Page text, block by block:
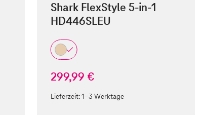
Shark FlexStyle 5-in-1
HD446SLEU
299,99 €
Lieferzeit:1-3 Werktage